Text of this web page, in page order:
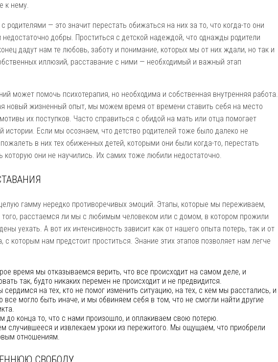
к нему.
родителями — это значит перестать обижаться на них за то, что когда-то они
добры. Проститься с детской надеждой, что однажды родители
дадут нам те любовь, заботу и понимание, которых мы от них ждали, но так и
иллюзий, расставание с ними — необходимый и важный этап
может помочь психотерапия, но необходима и собственная внутренняя работа.
новый жизненный опыт, мы можем время от времени ставить себя на место
их поступков. Часто справиться с обидой на мать или отца помогает
истории. Если мы осознаем, что детство родителей тоже было далеко не
в них тех обиженных детей, которыми они были когда-то, перестать
которую они не научились. Их самих тоже любили недостаточно.
гамму нередко противоречивых эмоций. Этапы, которые мы переживаем,
того, расстаемся ли мы с любимым человеком или с домом, в котором прожили
уехать. А вот их интенсивность зависит как от нашего опыта потерь, так и от
с которым нам предстоит проститься. Знание этих этапов позволяет нам легче
время мы отказываемся верить, что все происходит на самом деле, и
так, будто никаких перемен не происходит и не предвидится.
сердимся на тех, кто не помог изменить ситуацию, на тех, с кем мы расстались, и
все могло быть иначе, и мы обвиняем себя в том, что не смогли найти другие
до конца то, что с нами произошло, и оплакиваем свою потерю.
случившееся и извлекаем уроки из пережитого. Мы ощущаем, что приобрели
отношениям.
СВОБОДУ